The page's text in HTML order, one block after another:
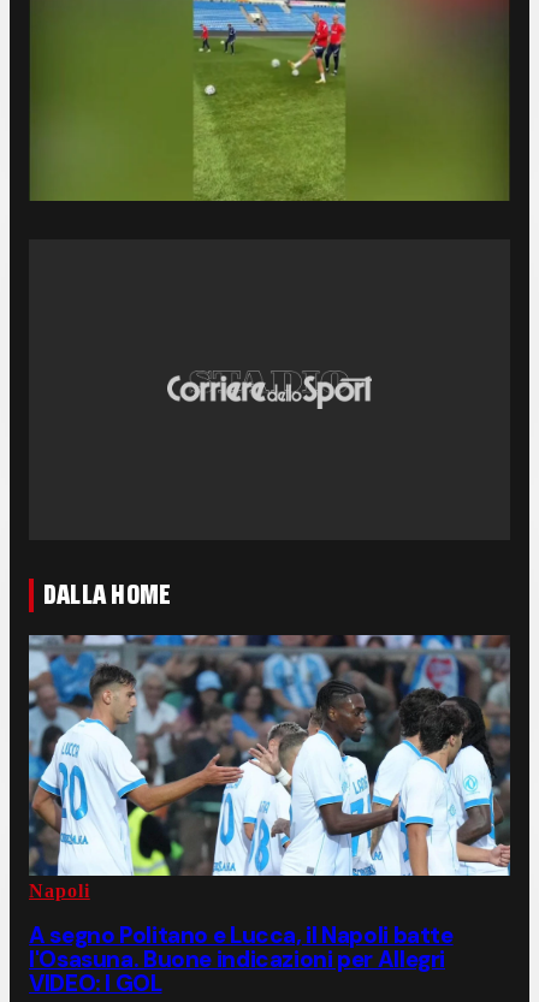
DALLA HOME
Napoli
A segno Politano e Lucca, il Napoli batte
l'Osasuna. Buone indicazioni per Allegri
VIDEO: I GOL